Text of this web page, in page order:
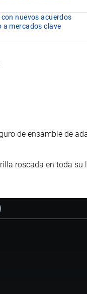
nuevos acuerdos
a mercados clave
de ensamble de
roscada en toda su